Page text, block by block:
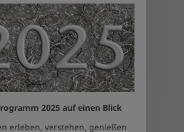
2025 auf einen Blick
erleben, verstehen, genießen